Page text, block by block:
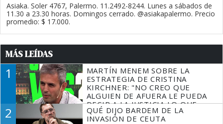
Asiaka. Soler 4767, Palermo. 11.2492-8244. Lunes a sábados de
11.30 a 23.30 horas. Domingos cerrado. @asiakapalermo. Precio
promedio: $ 17.000.
MÁS LEÍDAS
1
MARTÍN MENEM SOBRE LA
ESTRATEGIA DE CRISTINA
KIRCHNER: "NO CREO QUE
ALGUIEN DE AFUERA LE PUEDA
DECIR A LA JUSTICIA LO QUE
TIENE QUE HACER"
2
QUÉ DIJO BARDEM DE LA
INVASIÓN DE CEUTA